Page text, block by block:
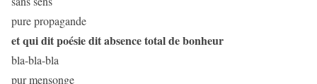
pure propagande
et qui dit poésie dit absence total de bonheur
bla-bla-bla
pur mensonge